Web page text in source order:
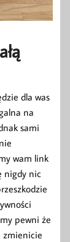
dla was
na
sami
wam link
nigdy nic
pewni że
zmienicie